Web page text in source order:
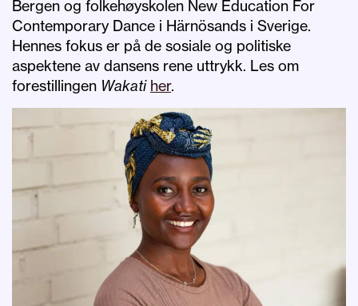
Bergen og folkehøyskolen New Education For
Contemporary Dance i Härnösands i Sverige.
Hennes fokus er på de sosiale og politiske
aspektene av dansens rene uttrykk. Les om
forestillingen Wakati her.